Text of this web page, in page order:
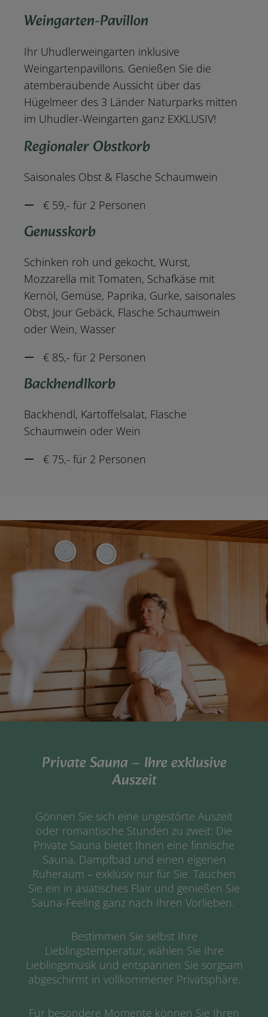
Weingarten-Pavillon
Ihr Uhudlerweingarten inklusive
Weingartenpavillons. Genießen Sie die
atemberaubende Aussicht über das
Hügelmeer des 3 Länder Naturparks mitten
im Uhudler-Weingarten ganz EXKLUSIV!
Regionaler Obstkorb
Saisonales Obst & Flasche Schaumwein
€ 59,- für 2 Personen
Genusskorb
Schinken roh und gekocht, Wurst,
Mozzarella mit Tomaten, Schafkäse mit
Kernöl, Gemüse, Paprika, Gurke, saisonales
Obst, Jour Gebäck, Flasche Schaumwein
oder Wein, Wasser
€ 85,- für 2 Personen
Backhendlkorb
Backhendl, Kartoffelsalat, Flasche
Schaumwein oder Wein
€ 75,- für 2 Personen
Private Sauna – Ihre exklusive
Auszeit
Gönnen Sie sich eine ungestörte Auszeit
oder romantische Stunden zu zweit: Die
Private Sauna bietet Ihnen eine finnische
Sauna, Dampfbad und einen eigenen
Ruheraum – exklusiv nur für Sie. Tauchen
Sie ein in asiatisches Flair und genießen Sie
Sauna-Feeling ganz nach Ihren Vorlieben.
Bestimmen Sie selbst Ihre
Lieblingstemperatur, wählen Sie Ihre
Lieblingsmusik und entspannen Sie sorgsam
abgeschirmt in vollkommener Privatsphäre.
Für besondere Momente können Sie Ihren